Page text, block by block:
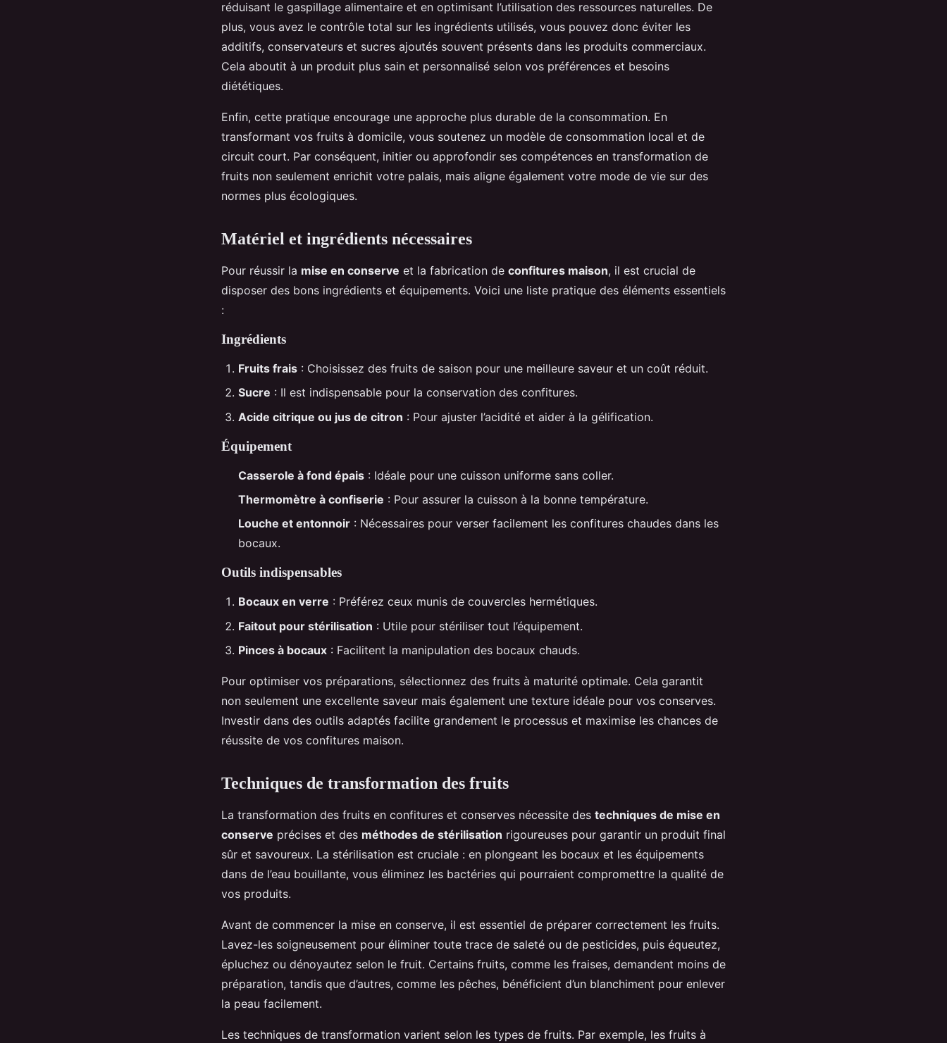
réduisant le gaspillage alimentaire et en optimisant l’utilisation des ressources naturelles. De
plus, vous avez le contrôle total sur les ingrédients utilisés, vous pouvez donc éviter les
additifs, conservateurs et sucres ajoutés souvent présents dans les produits commerciaux.
Cela aboutit à un produit plus sain et personnalisé selon vos préférences et besoins
diététiques.
Enfin, cette pratique encourage une approche plus durable de la consommation. En
transformant vos fruits à domicile, vous soutenez un modèle de consommation local et de
circuit court. Par conséquent, initier ou approfondir ses compétences en transformation de
fruits non seulement enrichit votre palais, mais aligne également votre mode de vie sur des
normes plus écologiques.
Matériel et ingrédients nécessaires
Pour réussir la mise en conserve et la fabrication de confitures maison, il est crucial de
disposer des bons ingrédients et équipements. Voici une liste pratique des éléments essentiels
:
Ingrédients
Fruits frais : Choisissez des fruits de saison pour une meilleure saveur et un coût réduit.
Sucre : Il est indispensable pour la conservation des confitures.
Acide citrique ou jus de citron : Pour ajuster l’acidité et aider à la gélification.
Équipement
Casserole à fond épais : Idéale pour une cuisson uniforme sans coller.
Thermomètre à confiserie : Pour assurer la cuisson à la bonne température.
Louche et entonnoir : Nécessaires pour verser facilement les confitures chaudes dans les
bocaux.
Outils indispensables
Bocaux en verre : Préférez ceux munis de couvercles hermétiques.
Faitout pour stérilisation : Utile pour stériliser tout l’équipement.
Pinces à bocaux : Facilitent la manipulation des bocaux chauds.
Pour optimiser vos préparations, sélectionnez des fruits à maturité optimale. Cela garantit
non seulement une excellente saveur mais également une texture idéale pour vos conserves.
Investir dans des outils adaptés facilite grandement le processus et maximise les chances de
réussite de vos confitures maison.
Techniques de transformation des fruits
La transformation des fruits en confitures et conserves nécessite des techniques de mise en
conserve précises et des méthodes de stérilisation rigoureuses pour garantir un produit final
sûr et savoureux. La stérilisation est cruciale : en plongeant les bocaux et les équipements
dans de l’eau bouillante, vous éliminez les bactéries qui pourraient compromettre la qualité de
vos produits.
Avant de commencer la mise en conserve, il est essentiel de préparer correctement les fruits.
Lavez-les soigneusement pour éliminer toute trace de saleté ou de pesticides, puis équeutez,
épluchez ou dénoyautez selon le fruit. Certains fruits, comme les fraises, demandent moins de
préparation, tandis que d’autres, comme les pêches, bénéficient d’un blanchiment pour enlever
la peau facilement.
Les techniques de transformation varient selon les types de fruits. Par exemple, les fruits à